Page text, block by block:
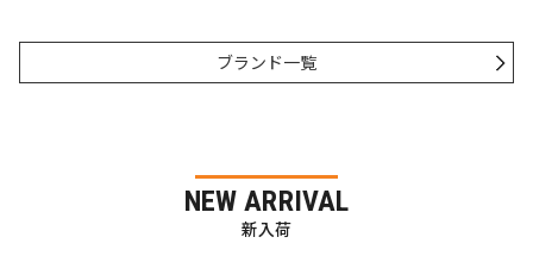
ブランド一覧
NEW ARRIVAL
新入荷